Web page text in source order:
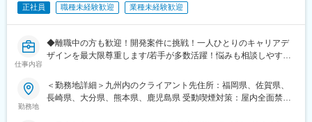
約3~6ヶ月で開発業務も徐々にお任せする想定です。
～自身のなりたいエンジニアになれる豊富なサポート体制～
各員のスキルに応じてオーダーメイド型の研修（1対1）を行い、
基本は2名以上のチームで配属となり、未経験も多いため周りに相
談しやすい環境です。
正社員 職種未経験歓迎 業種未経験歓迎
仕事内容
◆離職中の方も歓迎！開発案件に挑戦！一人ひとりのキャリアデ
ザインを最大限尊重します/若手が多数活躍！悩みも相談しやすい
日/残業月20h程度/働き方◎
勤務地
＜勤務地詳細＞九州内のクライアント先住所：福岡県、佐賀県、
長崎県、大分県、熊本県、鹿児島県 受動喫煙対策：屋内全面禁煙